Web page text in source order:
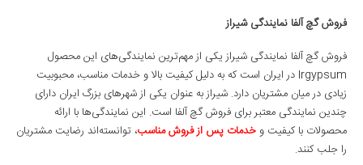
فروش گچ آلفا نمایندگی شیراز
فروش گچ آلفا نمایندگی شیراز یکی از مهم‌ترین نمایندگی‌های این محصول
Irgypsum در ایران است که به دلیل کیفیت بالا و خدمات مناسب، محبوبیت
زیادی در میان مشتریان دارد. شیراز به عنوان یکی از شهرهای بزرگ ایران دارای
چندین نمایندگی معتبر برای فروش گچ آلفا است. این نمایندگی‌ها با ارائه
محصولات با کیفیت و خدمات پس از فروش مناسب، توانسته‌اند رضایت مشتریان
را جلب کنند.